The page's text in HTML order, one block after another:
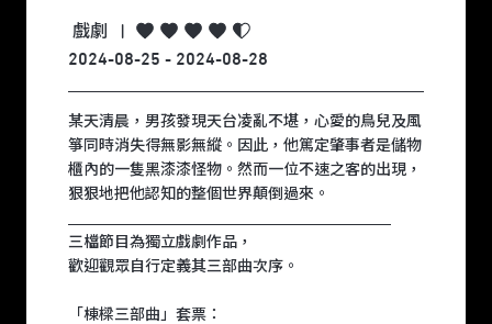
戲劇
2024-08-25 - 2024-08-28
某天清晨，男孩發現天台凌亂不堪，心愛的鳥兒及風
箏同時消失得無影無縱。因此，他篤定肇事者是儲物
櫃內的一隻黑漆漆怪物。然而一位不速之客的出現，
狠狠地把他認知的整個世界顛倒過來。
三檔節目為獨立戲劇作品，
歡迎觀眾自行定義其三部曲次序。
「棟樑三部曲」套票：